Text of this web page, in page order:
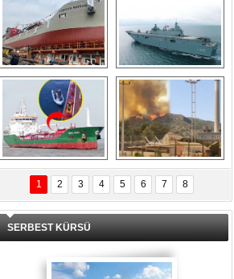
Çeksan Tersanesi,
Başaran Bayrak
tankerini suya
indirdi
TCG Anadolu,
tersane teknik
seyrini tamamladı
Göçmenlerin
imdadına Türk
sahipli MINA DENIZ
yetişti
Milas’taki yangın
yeniden termik
santrallere doğru
ilerliyor
1 2 3 4 5 6 7 8
SERBEST KÜRSÜ